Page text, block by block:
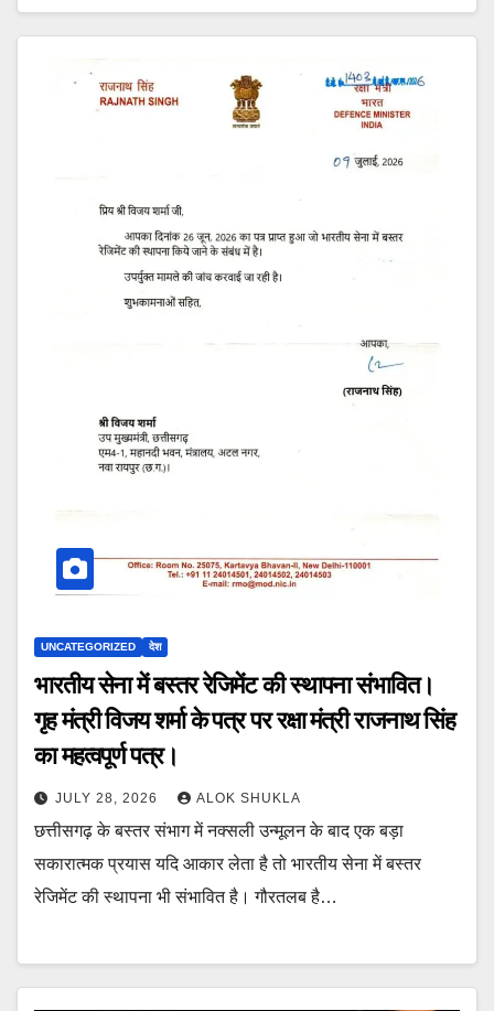
UNCATEGORIZED देश
भारतीय सेना में बस्तर रेजिमेंट की स्थापना संभावित।
गृह मंत्री विजय शर्मा के पत्र पर रक्षा मंत्री राजनाथ सिंह
का महत्वपूर्ण पत्र।
JULY 28, 2026 ALOK SHUKLA
छत्तीसगढ़ के बस्तर संभाग में नक्सली उन्मूलन के बाद एक बड़ा
सकारात्मक प्रयास यदि आकार लेता है तो भारतीय सेना में बस्तर
रेजिमेंट की स्थापना भी संभावित है। गौरतलब है…